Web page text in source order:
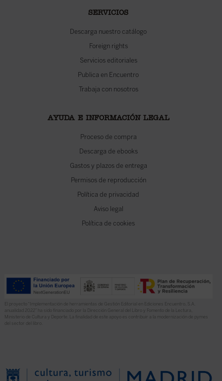
SERVICIOS
Descarga nuestro catálogo
Foreign rights
Servicios editoriales
Publica en Encuentro
Trabaja con nosotros
AYUDA E INFORMACIÓN LEGAL
Proceso de compra
Descarga de ebooks
Gastos y plazos de entrega
Permisos de reproducción
Política de privacidad
Aviso legal
Política de cookies
El proyecto “Implementación de herramientas de Gestión Editorial en Ediciones Encuentro, S.A.
anualidad 2022” ha sido financiado por la Dirección General del Libro y Fomento de la Lectura,
Ministerio de Cultura y Deporte. La finalidad de este apoyo es contribuir a la modernización de pymes
del sector del libro.